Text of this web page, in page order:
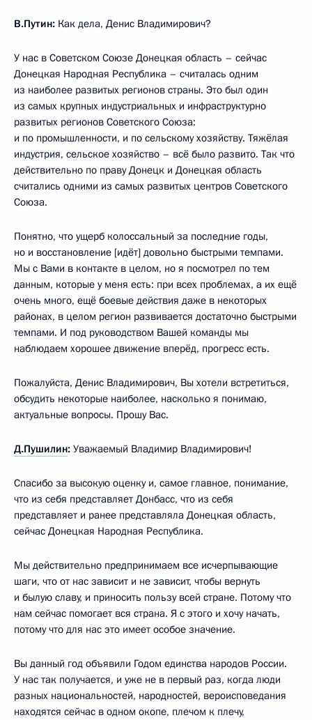
В.Путин: Как дела, Денис Владимирович?
У нас в Советском Союзе Донецкая область – сейчас
Донецкая Народная Республика – считалась одним
из наиболее развитых регионов страны. Это был один
из самых крупных индустриальных и инфраструктурно
развитых регионов Советского Союза:
и по промышленности, и по сельскому хозяйству. Тяжёлая
индустрия, сельское хозяйство – всё было развито. Так что
действительно по праву Донецк и Донецкая область
считались одними из самых развитых центров Советского
Союза.
Понятно, что ущерб колоссальный за последние годы,
но и восстановление [идёт] довольно быстрыми темпами.
Мы с Вами в контакте в целом, но я посмотрел по тем
данным, которые у меня есть: при всех проблемах, а их ещё
очень много, ещё боевые действия даже в некоторых
районах, в целом регион развивается достаточно быстрыми
темпами. И под руководством Вашей команды мы
наблюдаем хорошее движение вперёд, прогресс есть.
Пожалуйста, Денис Владимирович, Вы хотели встретиться,
обсудить некоторые наиболее, насколько я понимаю,
актуальные вопросы. Прошу Вас.
Д.Пушилин: Уважаемый Владимир Владимирович!
Спасибо за высокую оценку и, самое главное, понимание,
что из себя представляет Донбасс, что из себя
представляет и ранее представляла Донецкая область,
сейчас Донецкая Народная Республика.
Мы действительно предпринимаем все исчерпывающие
шаги, что от нас зависит и не зависит, чтобы вернуть
и былую славу, и приносить пользу всей стране. Потому что
нам сейчас помогает вся страна. Я с этого и хочу начать,
потому что для нас это имеет особое значение.
Вы данный год объявили Годом единства народов России.
У нас так получается, и уже не в первый раз, когда люди
разных национальностей, народностей, вероисповедания
находятся сейчас в одном окопе, плечом к плечу,